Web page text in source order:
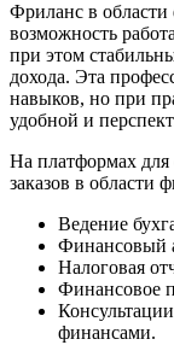
Фриланс в
возможность
при этом
дохода. Эта
навыков, но при
удобной и
На платформах
заказов в области
Ведение
Финансовый
Налоговая
Финансовое
финансами.